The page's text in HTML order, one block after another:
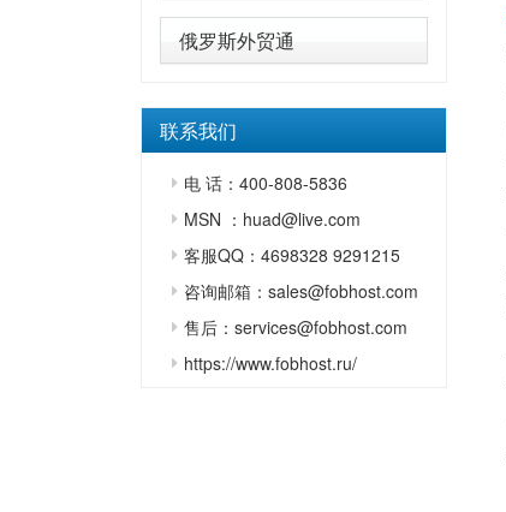
俄罗斯外贸通
联系我们
电 话：400-808-5836
MSN ：huad@live.com
客服QQ：4698328 9291215
咨询邮箱：sales@fobhost.com
售后：services@fobhost.com
https://www.fobhost.ru/